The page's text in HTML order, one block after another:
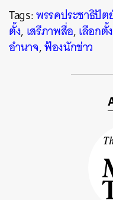
Tags:พรรคประชาธิปัต
ตั้ง, เสรีภาพสื่อ,เลือกตั้
อำนาจ,ฟ้องนักข่าว